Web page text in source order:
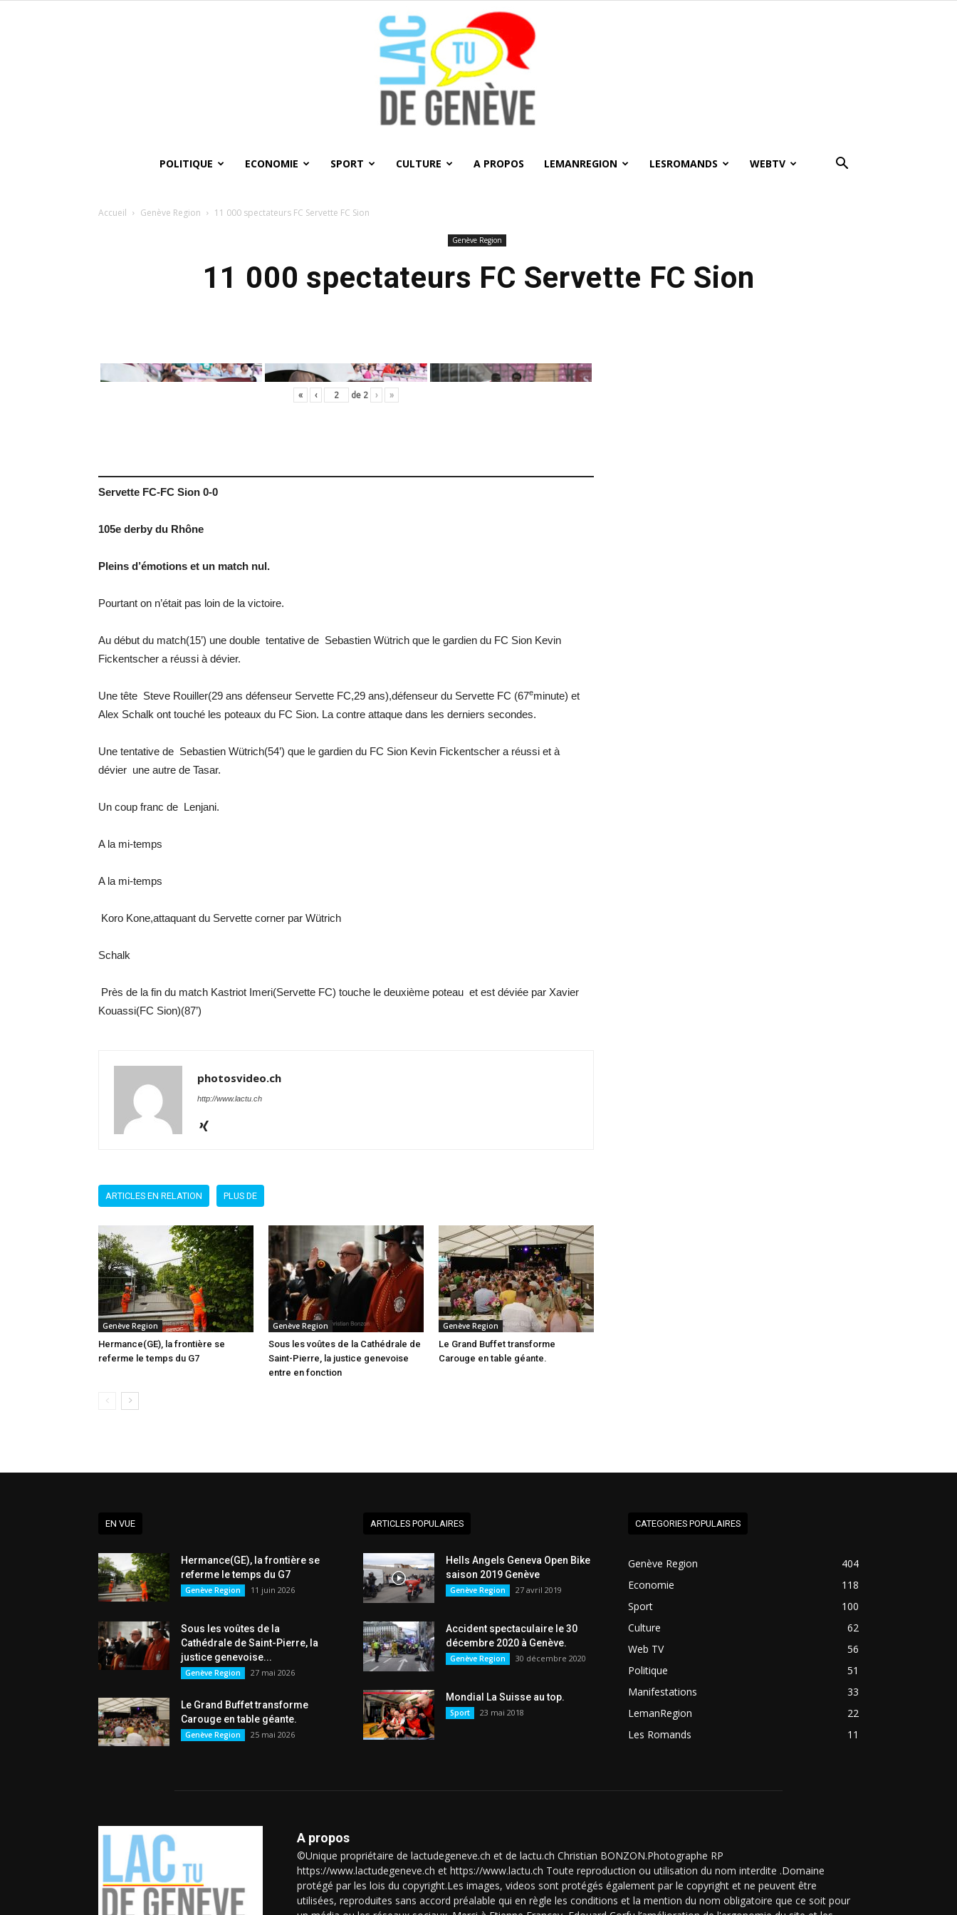
POLITIQUE ECONOMIE SPORT CULTURE A PROPOS LEMANREGION LESROMANDS WEBTV
Accueil Genève Region 11 000 spectateurs FC Servette FC Sion
Genève Region
11 000 spectateurs FC Servette FC Sion
« ‹ de 2 › »
Servette FC-FC Sion 0-0
105e derby du Rhône
Pleins d’émotions et un match nul.
Pourtant on n’était pas loin de la victoire.
Au début du match(15’) une double tentative de Sebastien Wütrich que le gardien du FC Sion Kevin
Fickentscher a réussi à dévier.
Une tête Steve Rouiller(29 ans défenseur Servette FC,29 ans),défenseur du Servette FC (67eminute) et
Alex Schalk ont touché les poteaux du FC Sion. La contre attaque dans les derniers secondes.
Une tentative de Sebastien Wütrich(54’) que le gardien du FC Sion Kevin Fickentscher a réussi et à
dévier une autre de Tasar.
Un coup franc de Lenjani.
A la mi-temps
A la mi-temps
Koro Kone,attaquant du Servette corner par Wütrich
Schalk
Près de la fin du match Kastriot Imeri(Servette FC) touche le deuxième poteau et est déviée par Xavier
Kouassi(FC Sion)(87’)
photosvideo.ch
http://www.lactu.ch
ARTICLES EN RELATION PLUS DE
Genève Region
Hermance(GE), la frontière se
referme le temps du G7
Genève Region
Sous les voûtes de la Cathédrale de
Saint-Pierre, la justice genevoise
entre en fonction
Genève Region
Le Grand Buffet transforme
Carouge en table géante.
EN VUE
Hermance(GE), la frontière se
referme le temps du G7
Genève Region 11 juin 2026
Sous les voûtes de la
Cathédrale de Saint-Pierre, la
justice genevoise...
Genève Region 27 mai 2026
Le Grand Buffet transforme
Carouge en table géante.
Genève Region 25 mai 2026
ARTICLES POPULAIRES
Hells Angels Geneva Open Bike
saison 2019 Genève
Genève Region 27 avril 2019
Accident spectaculaire le 30
décembre 2020 à Genève.
Genève Region 30 décembre 2020
Mondial La Suisse au top.
Sport 23 mai 2018
CATEGORIES POPULAIRES
Genève Region
404
Economie
118
Sport
100
Culture
62
Web TV
56
Politique
51
Manifestations
33
LemanRegion
22
Les Romands
11
A propos
©Unique propriétaire de lactudegeneve.ch et de lactu.ch Christian BONZON.Photographe RP
https://www.lactudegeneve.ch et https://www.lactu.ch Toute reproduction ou utilisation du nom interdite .Domaine
protégé par les lois du copyright.Les images, videos sont protégés également par le copyright et ne peuvent être
utilisées, reproduites sans accord préalable qui en règle les conditions et la mention du nom obligatoire que ce soit pour